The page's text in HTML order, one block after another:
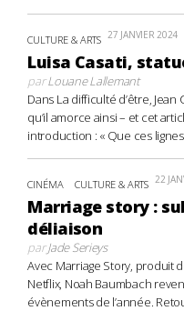
CULTURE & ARTS 27 JANVIER 2024
Luisa Casati,
parLouane Lallemant
Dans La difficulté d’être,
qu’il amorce ainsi – et cet
introduction : « Que ces lignes
CINÉMA CULTURE & ARTS 22
Marriage story :
déliaison
parJade Serieys
Avec Marriage Story, produit
Netflix, Noah Baumbach
évènements de l’année.